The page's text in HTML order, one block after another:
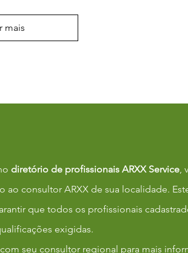
mais
diretório de profissionais ARXX Service,
ao consultor ARXX de sua localidade.
que todos os profissionais
exigidas.
seu consultor regional para mais